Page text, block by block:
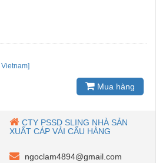
Vietnam]
Mua hàng
CTY PSSD SLING NHÀ SẢN
XUẤT CÁP VẢI CẨU HÀNG
ngoclam4894@gmail.com